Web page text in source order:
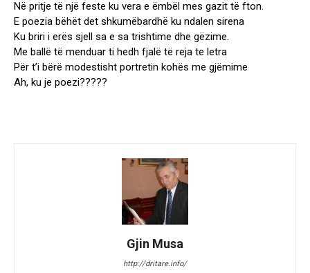
Në pritje të një feste ku vera e ëmbël mes gazit të fton.
E poezia bëhët det shkumëbardhë ku ndalen sirena
Ku briri i erës sjell sa e sa trishtime dhe gëzime.
Me ballë të menduar ti hedh fjalë të reja te letra
Për t’i bërë modestisht portretin kohës me gjëmime
Ah, ku je poezi?????
Gjin Musa
http://dritare.info/